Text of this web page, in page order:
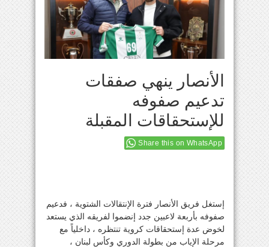
الأنصار ينهي صفقات
تدعيم صفوفه
للإستحقاقات المقبلة
Share this on WhatsApp
إستغل فريق الأنصار فترة الإنتقالات الشتوية ، فدعيم
صفوفه بأربعة لاعبين جدد إنضموا لفريقه الذي يستعد
لخوض عدة إستحقاقات كروية تنتظره ، داخلياً مع
مرحلة الإياب من بطولة الدوري وكأس لبنان ،